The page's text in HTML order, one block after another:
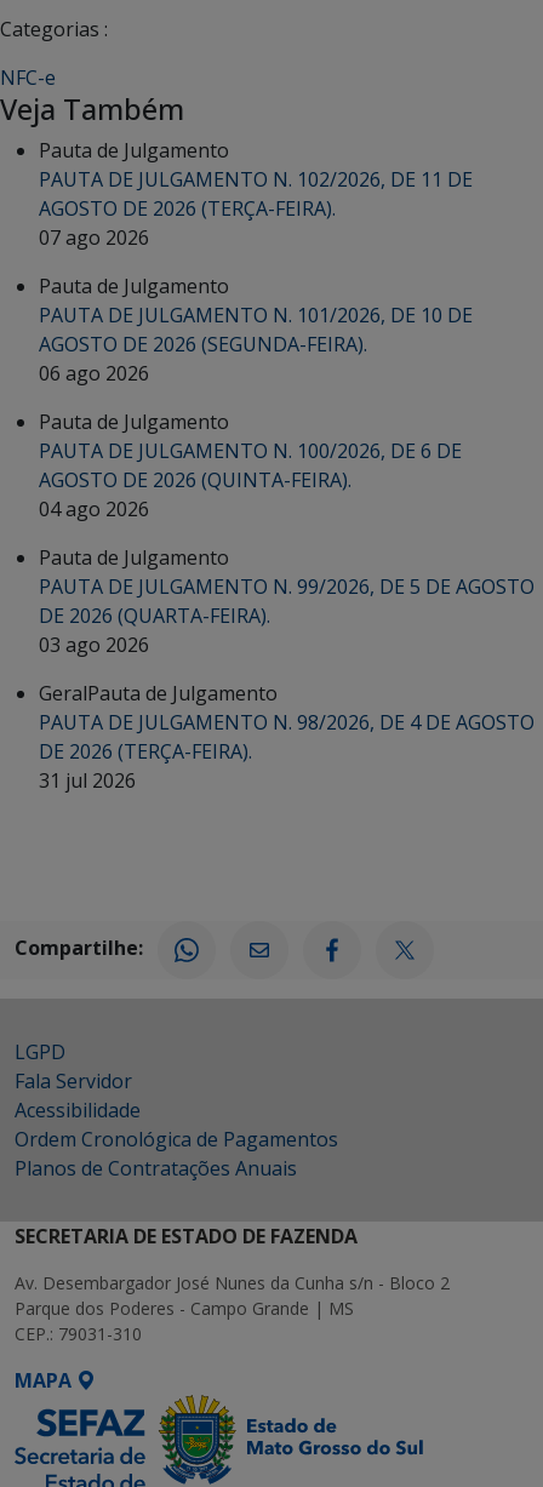
Categorias :
NFC-e
Veja Também
Pauta de Julgamento
PAUTA DE JULGAMENTO N. 102/2026, DE 11 DE
AGOSTO DE 2026 (TERÇA-FEIRA).
07 ago 2026
Pauta de Julgamento
PAUTA DE JULGAMENTO N. 101/2026, DE 10 DE
AGOSTO DE 2026 (SEGUNDA-FEIRA).
06 ago 2026
Pauta de Julgamento
PAUTA DE JULGAMENTO N. 100/2026, DE 6 DE
AGOSTO DE 2026 (QUINTA-FEIRA).
04 ago 2026
Pauta de Julgamento
PAUTA DE JULGAMENTO N. 99/2026, DE 5 DE AGOSTO
DE 2026 (QUARTA-FEIRA).
03 ago 2026
GeralPauta de Julgamento
PAUTA DE JULGAMENTO N. 98/2026, DE 4 DE AGOSTO
DE 2026 (TERÇA-FEIRA).
31 jul 2026
Compartilhe:
LGPD
Fala Servidor
Acessibilidade
Ordem Cronológica de Pagamentos
Planos de Contratações Anuais
SECRETARIA DE ESTADO DE FAZENDA
Av. Desembargador José Nunes da Cunha s/n - Bloco 2
Parque dos Poderes - Campo Grande | MS
CEP.: 79031-310
MAPA